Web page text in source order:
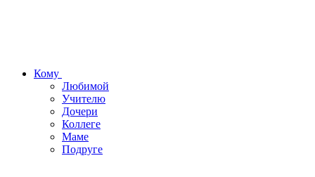
Кому
Любимой
Учителю
Дочери
Коллеге
Маме
Подруге